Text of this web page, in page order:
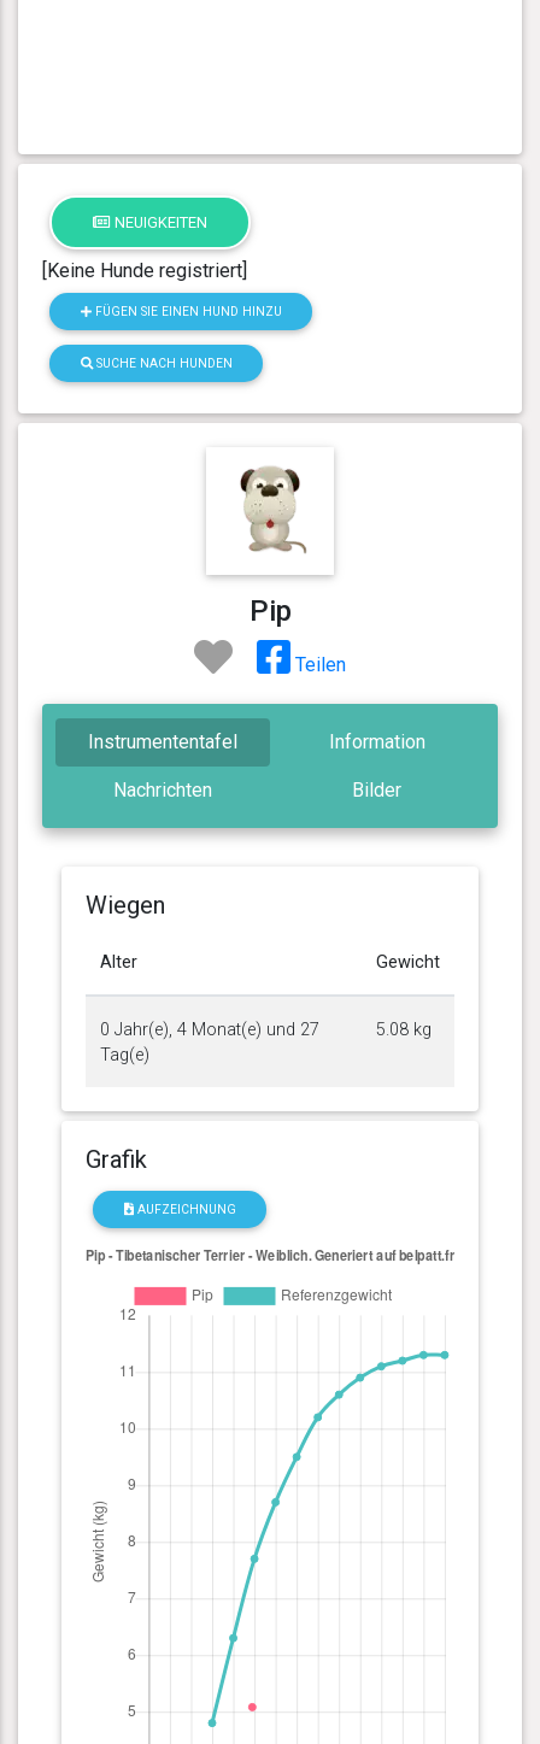
NEUIGKEITEN
[Keine Hunde registriert]
FÜGEN SIE EINEN HUND HINZU
SUCHE NACH HUNDEN
Pip
Teilen
Instrumententafel Information
Nachrichten Bilder
Wiegen
Alter Gewicht
0 Jahr(e), 4 Monat(e) und 27
Tag(e)
5.08 kg
Grafik
AUFZEICHNUNG